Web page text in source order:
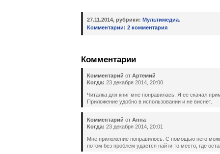
27.11.2014, рубрики: Мультимедиа.
Комментарии: 2 комментария
Комментарии
Комментарий от Артемий
Когда: 23 декабря 2014, 20:00
Читалка для книг мне понравилась. Я ее скачал
Приложение удобно в использовании и не виснет.
Комментарий от Анна
Когда: 23 декабря 2014, 20:01
Мне приложение понравилось. С помощью него
потом без проблем удается найти то место, где